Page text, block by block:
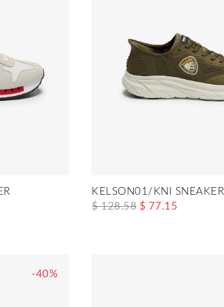
KELSON01/KNI SNEAKER
$ 128.58 $ 77.15
-40%